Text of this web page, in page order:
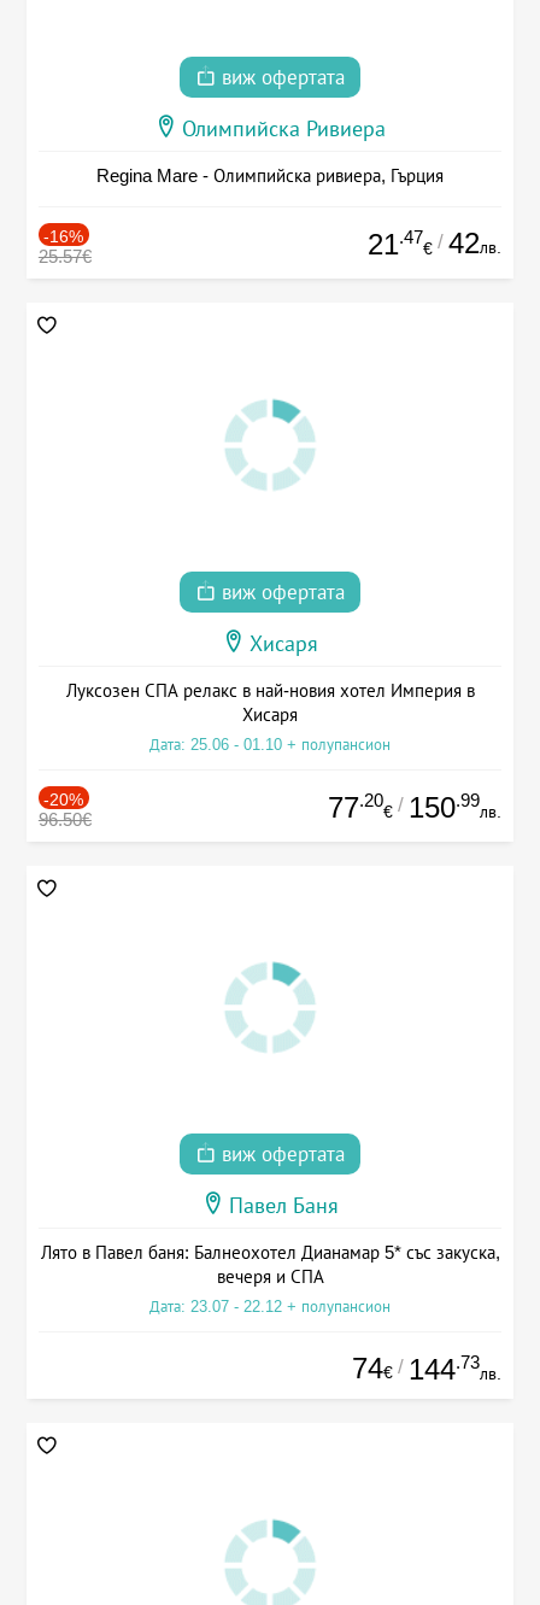
виж офертата
Олимпийска Ривиера
Regina Mare - Олимпийска ривиера, Гърция
-16%
25.57€ 21.47
€ / 42лв.
виж офертата
Хисаря
Луксозен СПА релакс в най-новия хотел Империя в
Хисаря
Дата: 25.06 - 01.10 + полупансион
-20%
96.50€ 77.20
€ / 150.99
лв.
виж офертата
Павел Баня
Лято в Павел баня: Балнеохотел Дианамар 5* със закуска,
вечеря и СПА
Дата: 23.07 - 22.12 + полупансион
74€ / 144.73
лв.